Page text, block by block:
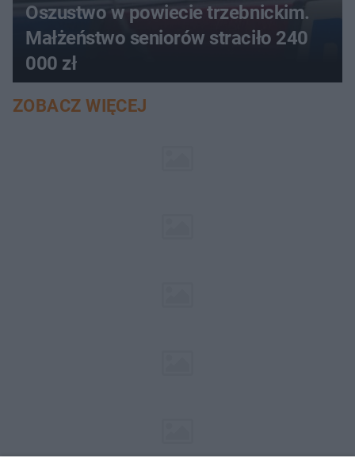
Oszustwo w powiecie trzebnickim.
Małżeństwo seniorów straciło 240
000 zł
ZOBACZ WIĘCEJ